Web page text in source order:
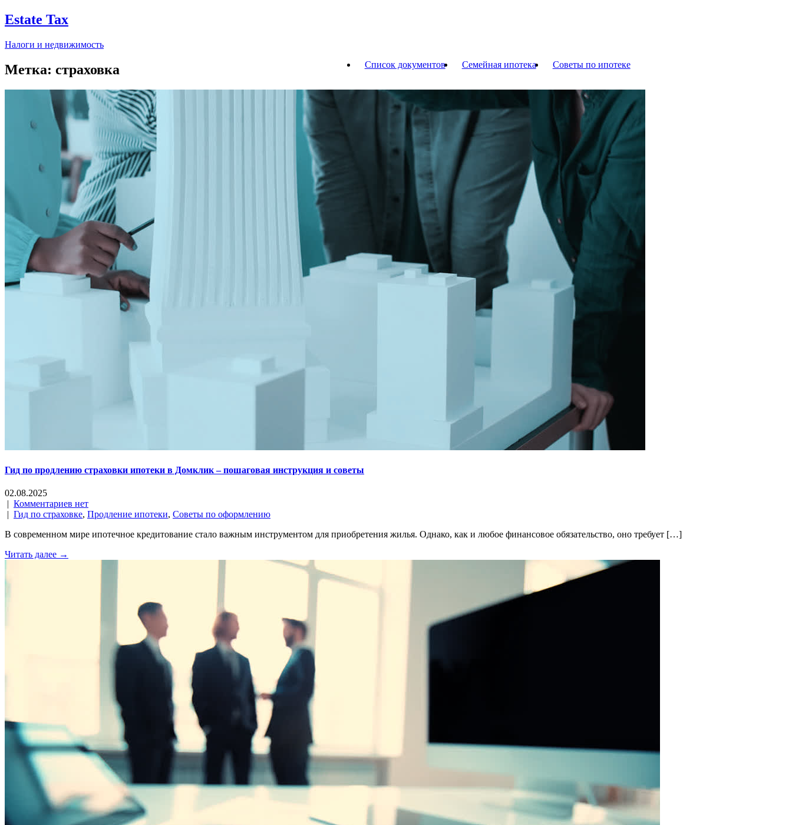
Estate Tax
Налоги и недвижимость
Советы по ипотеке
Семейная ипотека
Список документов
Метка: страховка
Гид по продлению страховки ипотеки в Домклик – пошаговая инструкция и советы
02.08.2025
| Комментариев нет
| Гид по страховке, Продление ипотеки, Советы по оформлению
В современном мире ипотечное кредитование стало важным инструментом для приобретения жилья. Однако, как и любое финансовое обязательство, оно требует […]
Читать далее →